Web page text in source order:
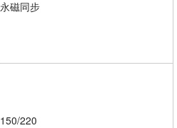
永磁同步
150/220